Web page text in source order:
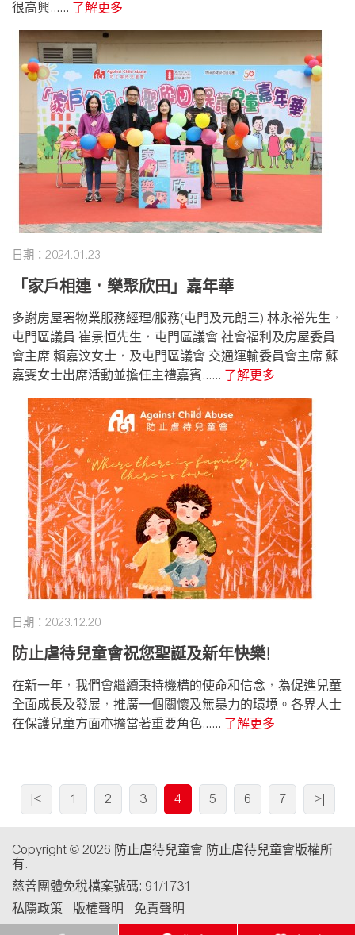
很高興...... 了解更多
日期：2024.01.23
「家戶相連，樂聚欣田」嘉年華
多謝房屋署物業服務經理/服務(屯門及元朗三) 林永裕先生，
屯門區議員 崔景恒先生，屯門區議會 社會福利及房屋委員
會主席 賴嘉汶女士，及屯門區議會 交通運輸委員會主席 蘇
嘉雯女士出席活動並擔任主禮嘉賓...... 了解更多
日期：2023.12.20
防止虐待兒童會祝您聖誕及新年快樂!
在新一年，我們會繼續秉持機構的使命和信念，為促進兒童
全面成長及發展，推廣一個關懷及無暴力的環境。各界人士
在保護兒童方面亦擔當著重要角色...... 了解更多
|< 1 2 3 4 5 6 7 >|
Copyright © 2026 防止虐待兒童會 防止虐待兒童會版權所
有.
慈善團體免稅檔案號碼: 91/1731
私隱政策
版權聲明 免責聲明